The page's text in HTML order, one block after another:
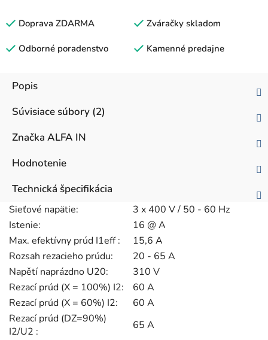
Doprava ZDARMA Zváračky skladom
Odborné poradenstvo Kamenné predajne
Popis
Súvisiace súbory (2)
Značka ALFA IN
Hodnotenie
Technická špecifikácia
Sieťové napätie:
3 x 400 V / 50 - 60 Hz
Istenie:
16 @ A
Max. efektívny prúd I1eff :
15,6 A
Rozsah rezacieho prúdu:
20 - 65 A
Napětí naprázdno U20:
310 V
Rezací prúd (X = 100%) I2:
60 A
Rezací prúd (X = 60%) I2:
60 A
Rezací prúd (DZ=90%)
I2/U2 :
65 A